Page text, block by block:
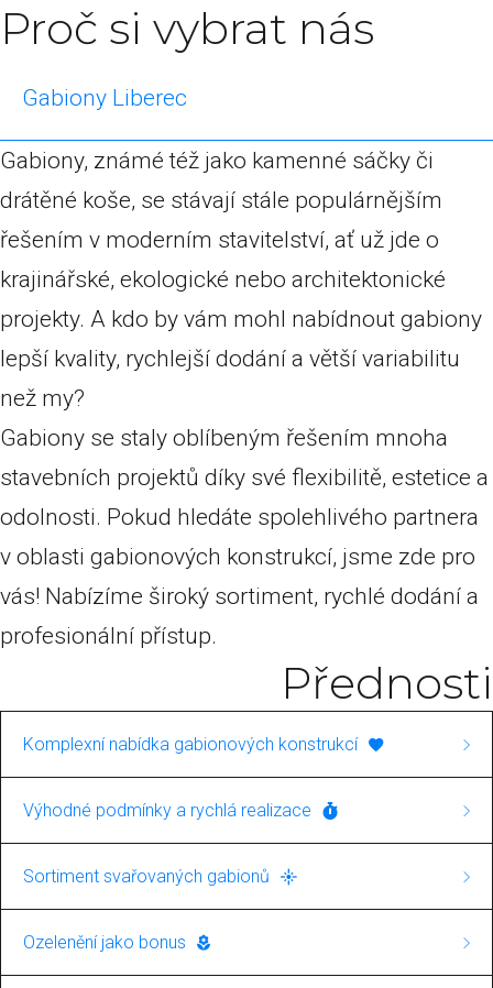
Proč si vybrat nás
Gabiony Liberec
Gabiony, známé též jako kamenné sáčky či
drátěné koše, se stávají stále populárnějším
řešením v moderním stavitelství, ať už jde o
krajinářské, ekologické nebo architektonické
projekty. A kdo by vám mohl nabídnout gabiony
lepší kvality, rychlejší dodání a větší variabilitu
než my?
Gabiony se staly oblíbeným řešením mnoha
stavebních projektů díky své flexibilitě, estetice a
odolnosti. Pokud hledáte spolehlivého partnera
v oblasti gabionových konstrukcí, jsme zde pro
vás! Nabízíme široký sortiment, rychlé dodání a
profesionální přístup.
Přednosti
Komplexní nabídka gabionových konstrukcí
Naše společnost se specializuje na výstavbu
gabionových konstrukcí. V rámci této služby
nabízíme jak svařované, tak i pletené gabiony.
To zajišťuje širokou škálu aplikací, od
jednoduchých dekorativních prvků až po
Výhodné podmínky a rychlá realizace
Ponosíme se rychlými dodacími lhůtami a
nabízíme výrobky za skvělé ceny. Pro nás je
důležitá nejen kvalita, ale i spokojenost
zákazníků s cenovou nabídkou a rychlostí
Sortiment svařovaných gabionů
Máte zájem o svařované gabiony? U nás najdete
kompletní nabídku těchto výrobků, vhodných
Ozelenění jako bonus